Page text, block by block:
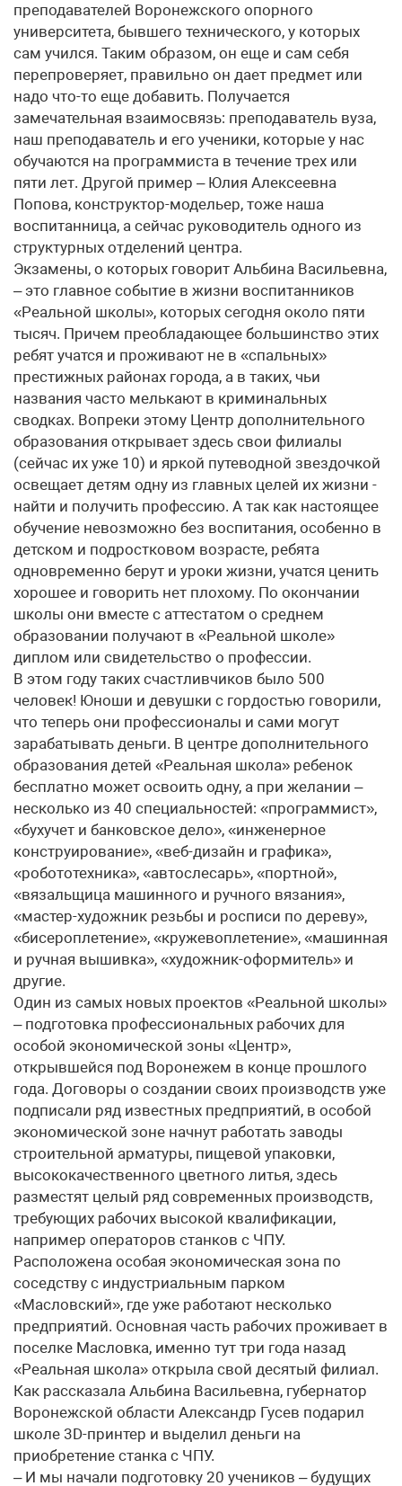
преподавателей Воронежского опорного
университета, бывшего технического, у которых
сам учился. Таким образом, он еще и сам себя
перепроверяет, правильно он дает предмет или
надо что-то еще добавить. Получается
замечательная взаимосвязь: преподаватель вуза,
наш преподаватель и его ученики, которые у нас
обучаются на программиста в течение трех или
пяти лет. Другой пример – Юлия Алексеевна
Попова, конструктор-модельер, тоже наша
воспитанница, а сейчас руководитель одного из
структурных отделений центра.
Экзамены, о которых говорит Альбина Васильевна,
– это главное событие в жизни воспитанников
«Реальной школы», которых сегодня около пяти
тысяч. Причем преобладающее большинство этих
ребят учатся и проживают не в «спальных»
престижных районах города, а в таких, чьи
названия часто мелькают в криминальных
сводках. Вопреки этому Центр дополнительного
образования открывает здесь свои филиалы
(сейчас их уже 10) и яркой путеводной звездочкой
освещает детям одну из главных целей их жизни ­-
найти и получить профессию. А так как настоящее
обучение невозможно без воспитания, особенно в
детском и подростковом возрасте, ребята
одновременно берут и уроки жизни, учатся ценить
хорошее и говорить нет плохому. По окончании
школы они вместе с аттестатом о среднем
образовании получают в «Реальной школе»
диплом или свидетельство о профессии.
В этом году таких счастливчиков было 500
человек! Юноши и девушки с гордостью говорили,
что теперь они профессионалы и сами могут
зарабатывать деньги. В центре дополнительного
образования детей «Реальная школа» ребенок
бесплатно может освоить одну, а при желании –
несколько из 40 специальностей: «программист»,
«бухучет и банковское дело», «инженерное
конструирование», «веб-дизайн и графика»,
«робототехника», «автослесарь», «портной»,
«вязальщица машинного и ручного вязания»,
«мастер-художник резьбы и росписи по дереву»,
«бисероплетение», «кружевоплетение», «машинная
и ручная вышивка», «художник-оформитель» и
другие.
Один из самых новых проектов «Реальной школы»
– подготовка профессиональных рабочих для
особой экономической зоны «Центр»,
открывшейся под Воронежем в конце прошлого
года. Договоры о создании своих производств уже
подписали ряд известных предприятий, в особой
экономической зоне начнут работать заводы
строительной арматуры, пищевой упаковки,
высококачественного цветного литья, здесь
разместят целый ряд современных производств,
требующих рабочих высокой квалификации,
например операторов станков с ЧПУ.
Расположена особая экономическая зона по
соседству с индустриальным парком
«Масловский», где уже работают несколько
предприятий. Основная часть рабочих проживает в
поселке Масловка, именно тут три года назад
«Реальная школа» открыла свой десятый филиал.
Как рассказала Альбина Васильевна, губернатор
Воронежской области Александр Гусев подарил
школе 3D-принтер и выделил деньги на
приобретение станка с ЧПУ.
– И мы начали подготовку 20 учеников – будущих